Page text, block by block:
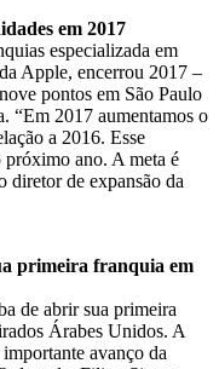
em 2017
especializada em
Apple, encerrou 2017 –
pontos em São Paulo
“Em 2017 aumentamos o
a 2016. Esse
próximo ano. A meta é
diretor de expansão da
primeira franquia em
de abrir sua primeira
Árabes Unidos. A
avanço da